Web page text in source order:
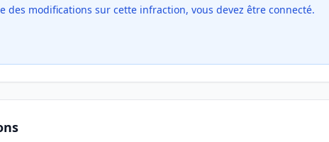
des modifications sur cette infraction, vous devez être connecté.